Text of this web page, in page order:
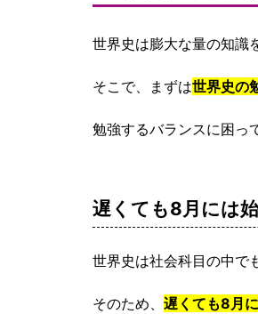
世界史は膨大な量の知識
そこで、まずは世界史の
勉強するバランスに困っ
遅くても8月には
世界史は社会科目の中で
そのため、 遅くても8月